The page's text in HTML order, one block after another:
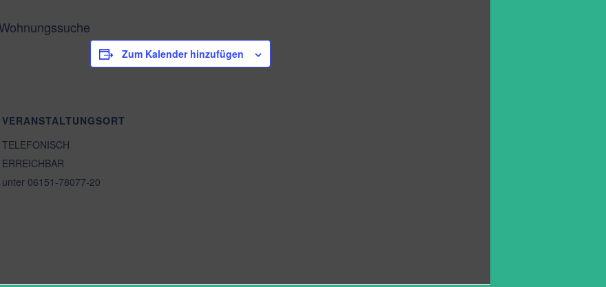
Zum Kalender hinzufügen
VERANSTALTUNGSORT
TELEFONISCH
ERREICHBAR
unter 06151-78077-20